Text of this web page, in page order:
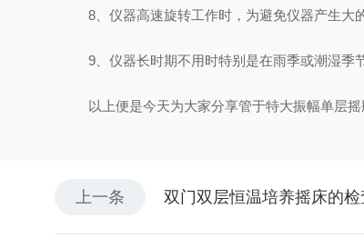
8、仪器高速旋转工作时，为避免仪器产生大的
9、仪器长时期不用时特别是在雨季或潮湿季节
以上便是今天为大家分享管于特大振幅单层摇
上一条 双门双层恒温培养摇床的